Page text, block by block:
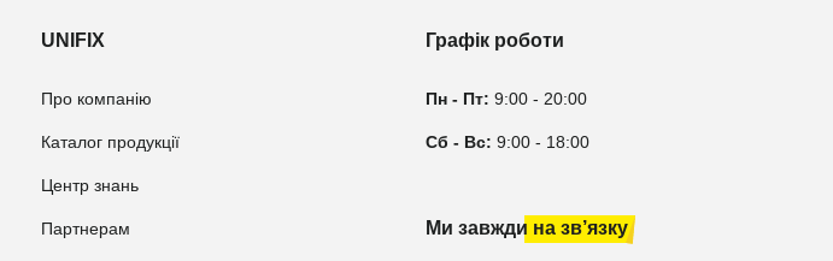
UNIFIX
Про компанію
Каталог продукції
Центр знань
Партнерам
Графік роботи
Пн - Пт: 9:00 - 20:00
Сб - Вс: 9:00 - 18:00
Ми завжди на зв’язку